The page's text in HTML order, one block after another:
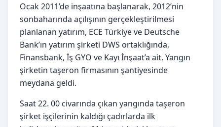
Ocak 2011’de inşaatına başlanarak, 2012’nin
sonbaharında açılışının gerçekleştirilmesi
planlanan yatırım, ECE Türkiye ve Deutsche
Bank’ın yatırım şirketi DWS ortaklığında,
Finansbank, İş GYO ve Kayı İnşaat’a ait. Yangın
şirketin taşeron firmasının şantiyesinde
meydana geldi.
Saat 22. 00 civarında çıkan yangında taşeron
şirket işçilerinin kaldığı çadırlarda ilk